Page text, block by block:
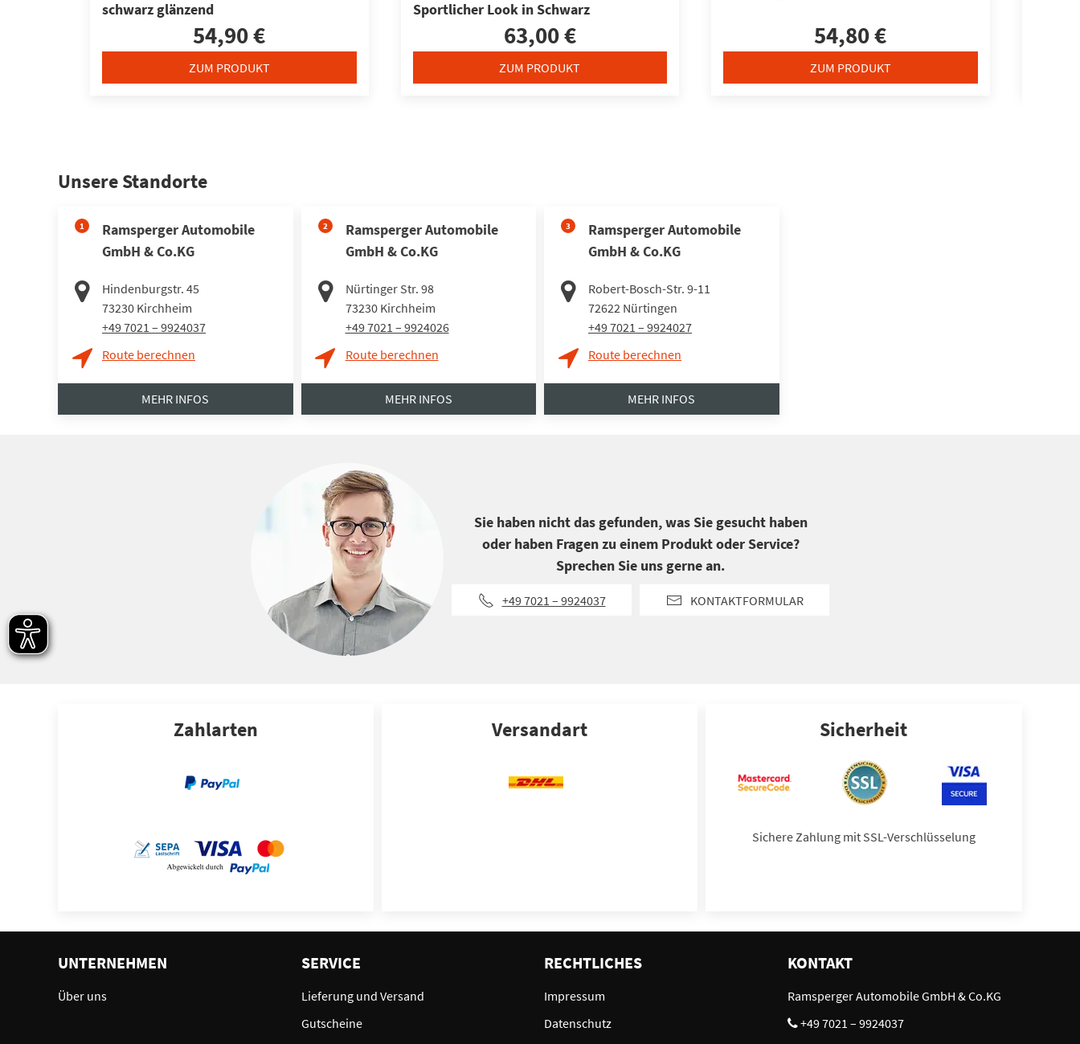
schwarz glänzend
54,90 €
ZUM PRODUKT
Sportlicher Look in Schwarz
63,00 €
ZUM PRODUKT
54,80 €
ZUM PRODUKT
Unsere Standorte
1
Ramsperger Automobile
GmbH & Co.KG
Hindenburgstr. 45
73230 Kirchheim
+49 7021 – 9924037
Route berechnen
MEHR INFOS
2
Ramsperger Automobile
GmbH & Co.KG
Nürtinger Str. 98
73230 Kirchheim
+49 7021 – 9924026
Route berechnen
MEHR INFOS
3
Ramsperger Automobile
GmbH & Co.KG
Robert-Bosch-Str. 9-11
72622 Nürtingen
+49 7021 – 9924027
Route berechnen
MEHR INFOS
Sie haben nicht das gefunden, was Sie gesucht haben
oder haben Fragen zu einem Produkt oder Service?
Sprechen Sie uns gerne an.
+49 7021 – 9924037 KONTAKTFORMULAR
Zahlarten Versandart Sicherheit
Sichere Zahlung mit SSL-Verschlüsselung
UNTERNEHMEN
Über uns
SERVICE
Lieferung und Versand
Gutscheine
RECHTLICHES
Impressum
Datenschutz
KONTAKT
Ramsperger Automobile GmbH & Co.KG
+49 7021 – 9924037